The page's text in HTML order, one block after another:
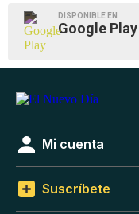
DISPONIBLE EN
Google Play
Mi cuenta
Suscríbete